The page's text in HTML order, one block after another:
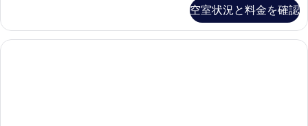
る
ネ
ク
ー
ル
ー
空室状況と料金を確認